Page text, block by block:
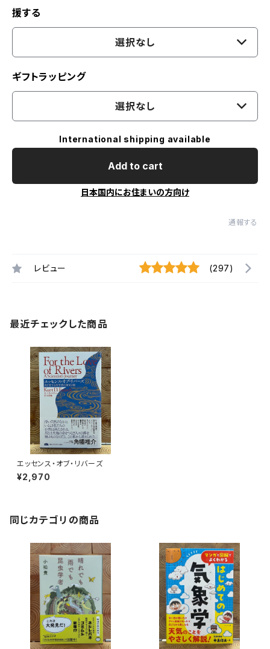
援する
選択なし
ギフトラッピング
選択なし
International shipping available
Add to cart
日本国内にお住まいの方向け
通報する
レビュー (297)
最近チェックした商品
エッセンス・オブ・リバーズ
¥2,970
同じカテゴリの商品